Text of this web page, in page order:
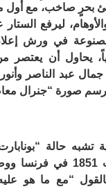
بحرٍ صاخب، مع أول
ليرفع
مصنوعة في ورش
يحاول أن يعتصر
جمال عبد الناصر
صورة “جنرال
حالة
بعد انقلاب 1851 في
“مع ما هو